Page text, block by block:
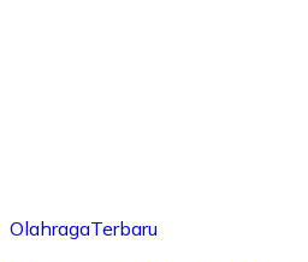
OlahragaTerbaru